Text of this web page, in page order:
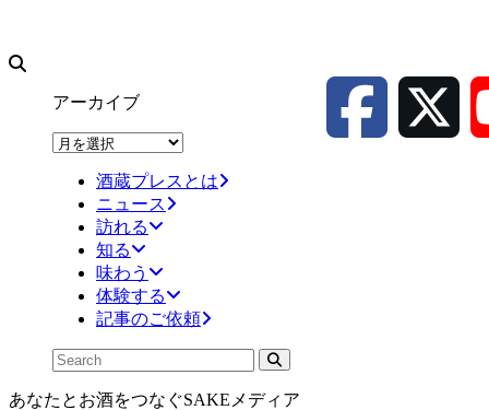
アーカイブ
ア
酒蔵プレスとは
ニュース
訪れる
知る
味わう
体験する
記事のご依頼
あなたとお酒をつなぐSAKEメディア